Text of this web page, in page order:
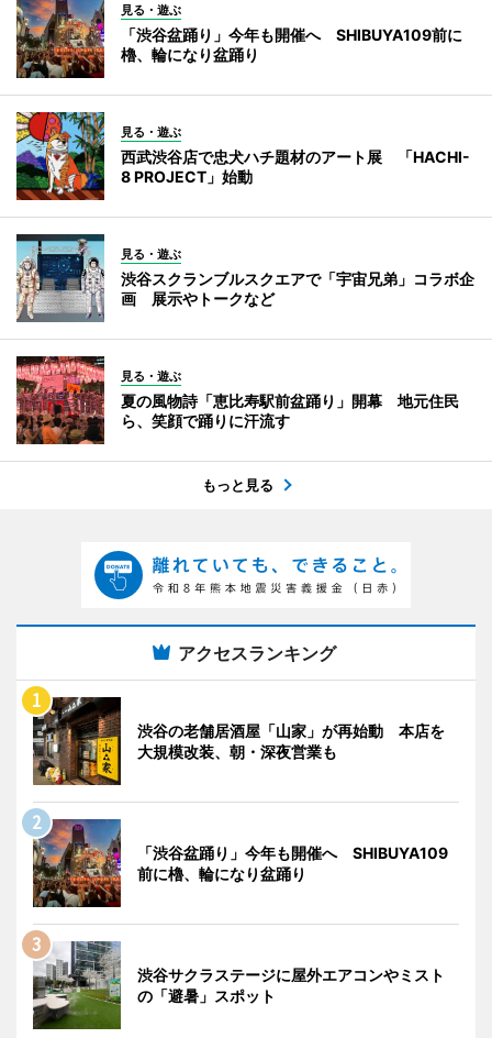
見る・遊ぶ
「渋谷盆踊り」今年も開催へ SHIBUYA109前に
櫓、輪になり盆踊り
見る・遊ぶ
西武渋谷店で忠犬ハチ題材のアート展 「HACHI-
8 PROJECT」始動
見る・遊ぶ
渋谷スクランブルスクエアで「宇宙兄弟」コラボ企
画 展示やトークなど
見る・遊ぶ
夏の風物詩「恵比寿駅前盆踊り」開幕 地元住民
ら、笑顔で踊りに汗流す
もっと見る
アクセスランキング
渋谷の老舗居酒屋「山家」が再始動 本店を
大規模改装、朝・深夜営業も
「渋谷盆踊り」今年も開催へ SHIBUYA109
前に櫓、輪になり盆踊り
渋谷サクラステージに屋外エアコンやミスト
の「避暑」スポット